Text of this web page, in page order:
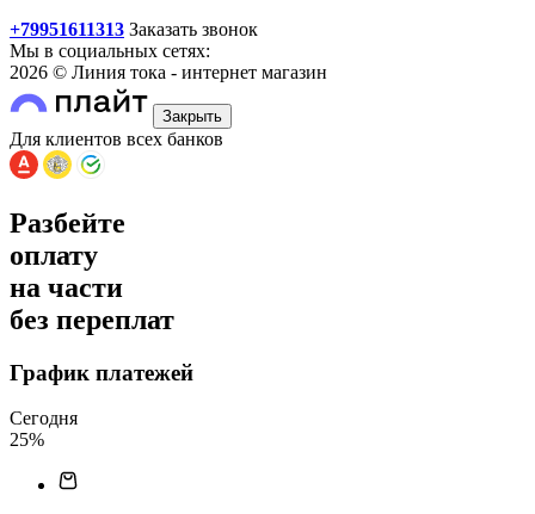
+79951611313 Заказать звонок
Мы в социальных сетях:
2026 © Линия тока - интернет магазин
Закрыть
Для клиентов всех банков
Разбейте
оплату
на части
без переплат
График платежей
Сегодня
25%